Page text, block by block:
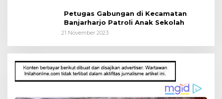
Petugas Gabungan di Kecamatan
Banjarharjo Patroli Anak Sekolah
21 November 2023